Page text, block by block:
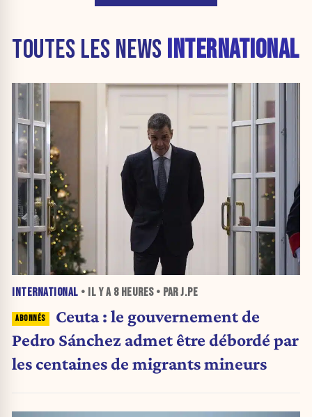
TOUTES LES NEWS INTERNATIONAL
INTERNATIONAL • IL Y A 8 HEURES• PAR J.PE
Ceuta : le gouvernement de
Pedro Sánchez admet être débordé par
les centaines de migrants mineurs